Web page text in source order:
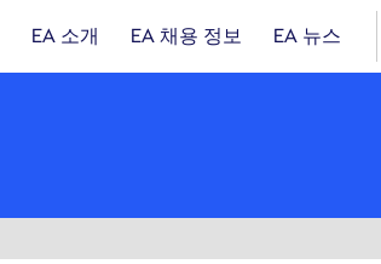
EA 소개 EA 채용 정보 EA 뉴스